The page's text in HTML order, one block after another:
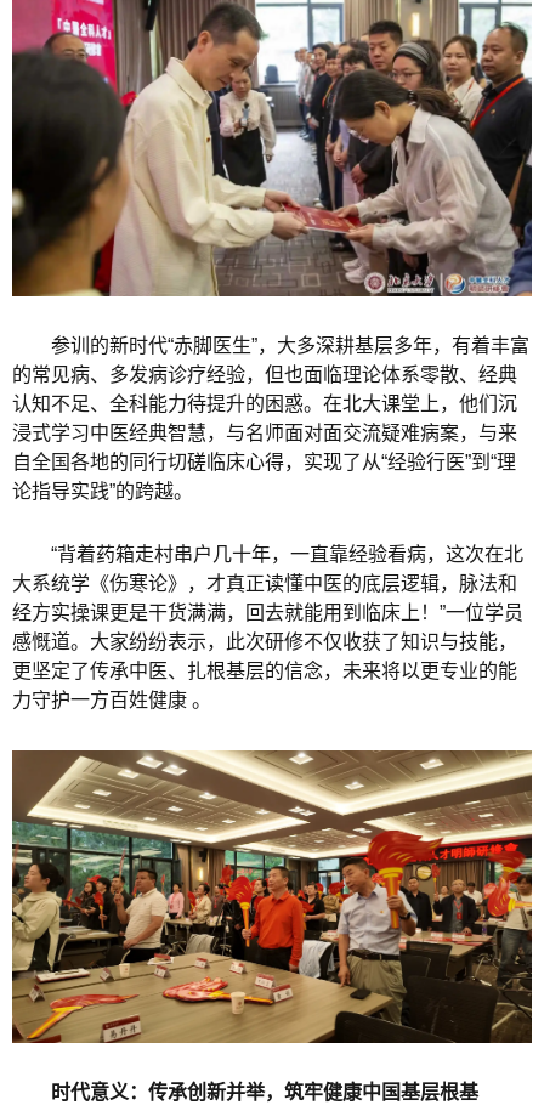
参训的新时代“赤脚医生”，大多深耕基层多年，有着丰富
的常见病、多发病诊疗经验，但也面临理论体系零散、经典
认知不足、全科能力待提升的困惑。在北大课堂上，他们沉
浸式学习中医经典智慧，与名师面对面交流疑难病案，与来
自全国各地的同行切磋临床心得，实现了从“经验行医”到“理
论指导实践”的跨越。
“背着药箱走村串户几十年，一直靠经验看病，这次在北
大系统学《伤寒论》，才真正读懂中医的底层逻辑，脉法和
经方实操课更是干货满满，回去就能用到临床上！”一位学员
感慨道。大家纷纷表示，此次研修不仅收获了知识与技能，
更坚定了传承中医、扎根基层的信念，未来将以更专业的能
力守护一方百姓健康 。
时代意义：传承创新并举，筑牢健康中国基层根基